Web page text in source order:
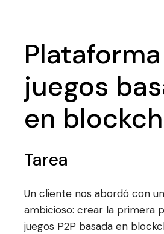
juegos
en
Tarea
Un cliente nos abordó con
ambicioso: crear la primera
juegos P2P basada en